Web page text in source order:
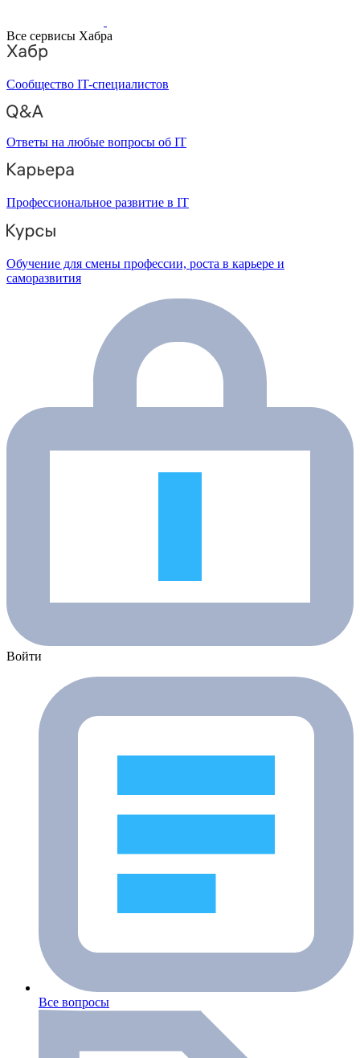
Все сервисы Хабра
Сообщество IT-специалистов
Ответы на любые вопросы об IT
Профессиональное развитие в IT
Обучение для смены профессии, роста в карьере и
саморазвития
Войти
Все вопросы